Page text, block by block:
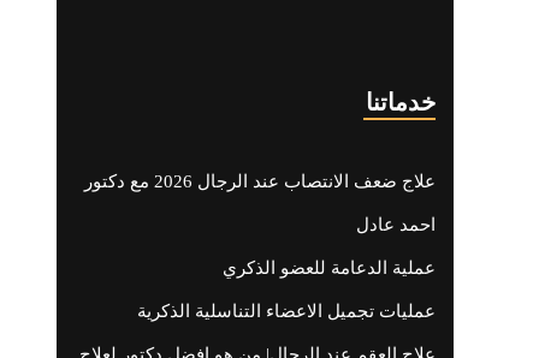
خدماتنا
علاج ضعف الانتصاب عند الرجال 2026 مع دكتور
احمد عادل
عملية الدعامة للعضو الذكري
عمليات تجميل الاعضاء التناسلية الذكرية
علاج العقم عند الرجال| من هو افضل دكتور لعلاج